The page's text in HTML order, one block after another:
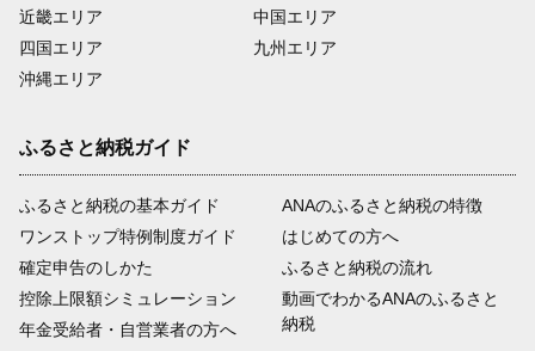
近畿エリア
四国エリア
沖縄エリア
中国エリア
九州エリア
ふるさと納税ガイド
ふるさと納税の基本ガイド
ワンストップ特例制度ガイド
確定申告のしかた
控除上限額シミュレーション
年金受給者・自営業者の方へ
ANAのふるさと納税の特徴
はじめての方へ
ふるさと納税の流れ
動画でわかるANAのふるさと
納税